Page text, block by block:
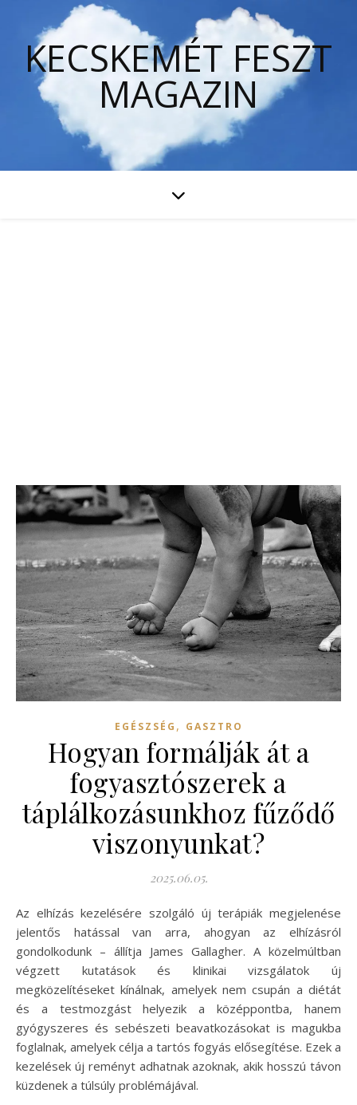
KECSKEMÉT FESZT
MAGAZIN
EGÉSZSÉG , GASZTRO
Hogyan formálják át a
fogyasztószerek a
táplálkozásunkhoz fűződő
viszonyunkat?
2025.06.05.
Az elhízás kezelésére szolgáló új terápiák megjelenése
jelentős hatással van arra, ahogyan az elhízásról
gondolkodunk – állítja James Gallagher. A közelmúltban
végzett kutatások és klinikai vizsgálatok új
megközelítéseket kínálnak, amelyek nem csupán a diétát
és a testmozgást helyezik a középpontba, hanem
gyógyszeres és sebészeti beavatkozásokat is magukba
foglalnak, amelyek célja a tartós fogyás elősegítése. Ezek a
kezelések új reményt adhatnak azoknak, akik hosszú távon
küzdenek a túlsúly problémájával.